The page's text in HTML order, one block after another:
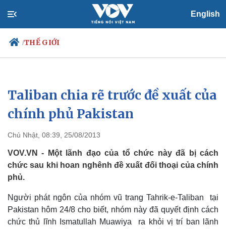
English
/THẾ GIỚI
Chính trị
Đảng
Tổ chức nhân sự
Nhận diện sự thật
Xã hội
Dự báo thời tiết
Việc làm
Biển đảo
Taliban chia rẽ trước đề xuất của
chính phủ Pakistan
Chủ Nhật, 08:39, 25/08/2013
VOV.VN - Một lãnh đạo của tổ chức này đã bị cách
chức sau khi hoan nghênh đề xuất đối thoại của chính
phủ.
Người phát ngôn của nhóm vũ trang Tahrik-e-Taliban tại
Pakistan hôm 24/8 cho biết, nhóm này đã quyết định cách
chức thủ lĩnh Ismatullah Muawiya ra khỏi vị trí ban lãnh